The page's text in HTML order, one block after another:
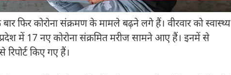
फिर कोरोना संक्रमण के मामले बढ़ने लगे हैं। वीरवार को स्वास्थ्य
में 17 नए कोरोना संक्रमित मरीज सामने आए हैं। इनमें से
किए गए हैं।